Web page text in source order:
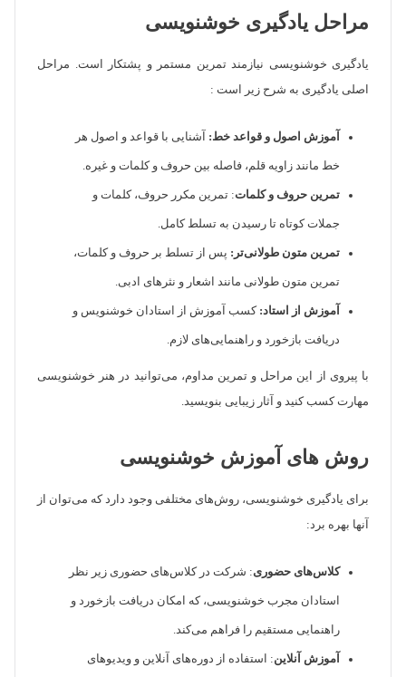
مراحل یادگیری خوشنویسی
یادگیری خوشنویسی نیازمند تمرین مستمر و پشتکار است. مراحل
اصلی یادگیری به شرح زیر است :
آموزش اصول و قواعد خط: آشنایی با قواعد و اصول هر
خط مانند زاویه قلم، فاصله بین حروف و کلمات و غیره.
تمرین حروف و کلمات: تمرین مکرر حروف، کلمات و
جملات کوتاه تا رسیدن به تسلط کامل.
تمرین متون طولانی‌تر: پس از تسلط بر حروف و کلمات،
تمرین متون طولانی مانند اشعار و نثرهای ادبی.
آموزش از استاد: کسب آموزش از استادان خوشنویس و
دریافت بازخورد و راهنمایی‌های لازم.
با پیروی از این مراحل و تمرین مداوم، می‌توانید در هنر خوشنویسی
مهارت کسب کنید و آثار زیبایی بنویسید.
روش های آموزش خوشنویسی
برای یادگیری خوشنویسی، روش‌های مختلفی وجود دارد که می‌توان از
آنها بهره برد:
کلاس‌های حضوری: شرکت در کلاس‌های حضوری زیر نظر
استادان مجرب خوشنویسی، که امکان دریافت بازخورد و
راهنمایی مستقیم را فراهم می‌کند.
آموزش آنلاین: استفاده از دوره‌های آنلاین و ویدیوهای